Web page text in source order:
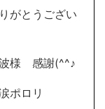
がとうござい
波様 感謝(^^♪
ポロリ